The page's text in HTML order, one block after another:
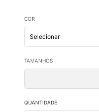
COR
TAMANHOS
QUANTIDADE